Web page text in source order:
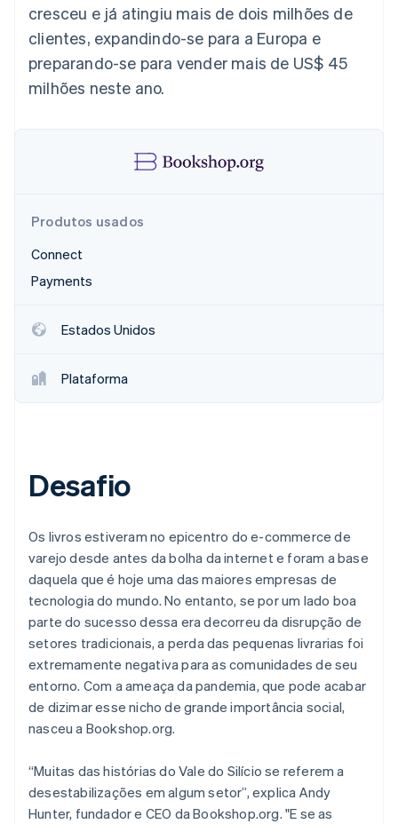
Veja o que está chegando
Radar
Prevenção de fraudes
Atlas
Incorporação de startups
Climate
Stripe Sessions 2026
Assista agora
Ecossistema
Stripe App Marketplace
cresceu e já atingiu mais de dois milhões de
clientes, expandindo-se para a Europa e
preparando-se para vender mais de US$ 45
milhões neste ano.
Produtos usados
Connect
Payments
Estados Unidos
Plataforma
Desafio
Os livros estiveram no epicentro do e-commerce de
varejo desde antes da bolha da internet e foram a base
daquela que é hoje uma das maiores empresas de
tecnologia do mundo. No entanto, se por um lado boa
parte do sucesso dessa era decorreu da disrupção de
setores tradicionais, a perda das pequenas livrarias foi
extremamente negativa para as comunidades de seu
entorno. Com a ameaça da pandemia, que pode acabar
de dizimar esse nicho de grande importância social,
nasceu a Bookshop.org.
“Muitas das histórias do Vale do Silício se referem a
desestabilizações em algum setor”, explica Andy
Hunter, fundador e CEO da Bookshop.org. "E se as